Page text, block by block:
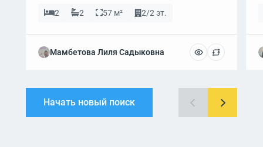
2 2 57 м² 2/2 эт.
Мамбетова Лиля Садыковна
Начать новый поиск